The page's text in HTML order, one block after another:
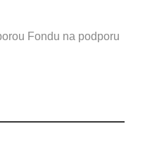
Fondu na podporu